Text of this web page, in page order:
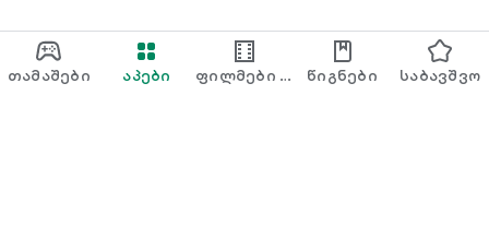
თამაშები აპები
ფილმები &
წიგნები საბავშვო